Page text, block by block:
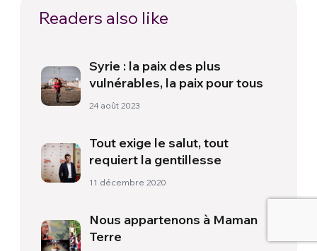
Readers also like
Syrie : la paix des plus
vulnérables, la paix pour tous
24 août 2023
Tout exige le salut, tout
requiert la gentillesse
11 décembre 2020
Nous appartenons à Maman
Terre